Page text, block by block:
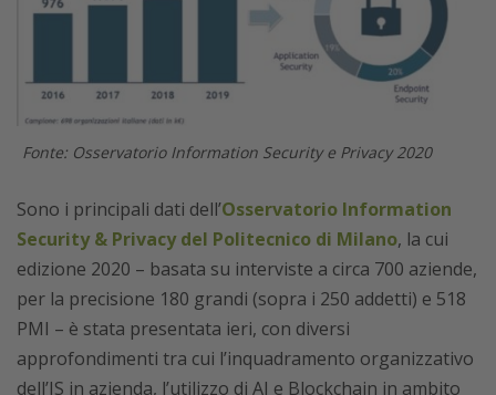
Fonte: Osservatorio Information Security e Privacy 2020
Sono i principali dati dell’Osservatorio Information
Security & Privacy del Politecnico di Milano, la cui
edizione 2020 – basata su interviste a circa 700 aziende,
per la precisione 180 grandi (sopra i 250 addetti) e 518
PMI – è stata presentata ieri, con diversi
approfondimenti tra cui l’inquadramento organizzativo
dell’IS in azienda, l’utilizzo di AI e Blockchain in ambito